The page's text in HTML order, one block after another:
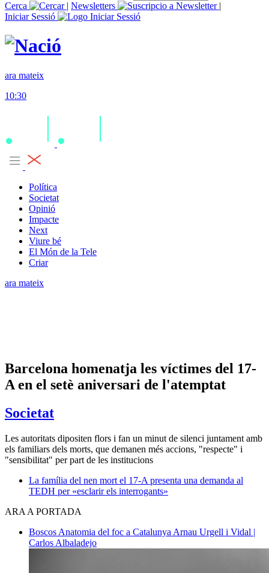
Cerca
| Newsletters
|
Iniciar Sessió
ara mateix
10:30
Política
Societat
Opinió
Impacte
Next
Viure bé
El Món de la Tele
Criar
ara mateix
Barcelona homenatja les víctimes del 17-
A en el setè aniversari de l'atemptat
Societat
Les autoritats dipositen flors i fan un minut de silenci juntament amb
els familiars dels morts, que demanen més accions, "respecte" i
"sensibilitat" per part de les institucions
La família del nen mort el 17-A presenta una demanda al
TEDH per «esclarir els interrogants»
ARA A PORTADA
Boscos Anatomia del foc a Catalunya Arnau Urgell i Vidal |
Carlos Albaladejo